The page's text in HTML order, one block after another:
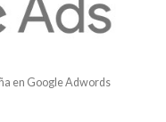
en Google Adwords